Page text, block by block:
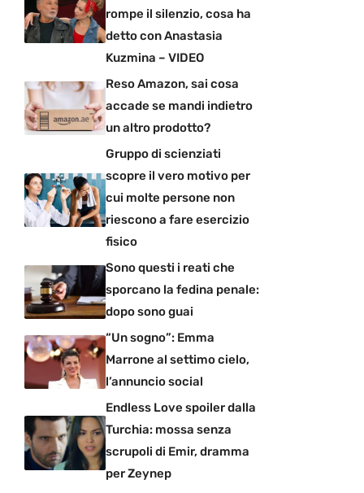
rompe il silenzio, cosa ha
detto con Anastasia
Kuzmina – VIDEO
Reso Amazon, sai cosa
accade se mandi indietro
un altro prodotto?
Gruppo di scienziati
scopre il vero motivo per
cui molte persone non
riescono a fare esercizio
fisico
Sono questi i reati che
sporcano la fedina penale:
dopo sono guai
“Un sogno”: Emma
Marrone al settimo cielo,
l’annuncio social
Endless Love spoiler dalla
Turchia: mossa senza
scrupoli di Emir, dramma
per Zeynep